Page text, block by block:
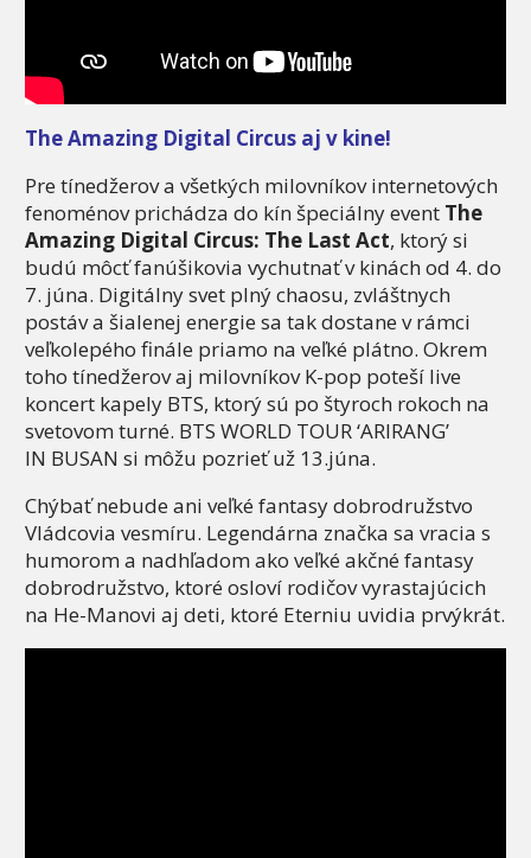
The Amazing Digital Circus aj v kine!
Pre tínedžerov a všetkých milovníkov internetových
fenoménov prichádza do kín špeciálny event The
Amazing Digital Circus: The Last Act, ktorý si
budú môcť fanúšikovia vychutnať v kinách od 4. do
7. júna. Digitálny svet plný chaosu, zvláštnych
postáv a šialenej energie sa tak dostane v rámci
veľkolepého finále priamo na veľké plátno. Okrem
toho tínedžerov aj milovníkov K-pop poteší live
koncert kapely BTS, ktorý sú po štyroch rokoch na
svetovom turné. BTS WORLD TOUR ‘ARIRANG’
IN BUSAN si môžu pozrieť už 13.júna.
Chýbať nebude ani veľké fantasy dobrodružstvo
Vládcovia vesmíru. Legendárna značka sa vracia s
humorom a nadhľadom ako veľké akčné fantasy
dobrodružstvo, ktoré osloví rodičov vyrastajúcich
na He-Manovi aj deti, ktoré Eterniu uvidia prvýkrát.